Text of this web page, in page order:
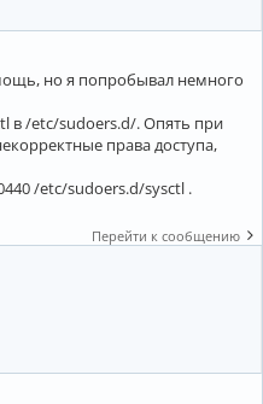
но я попробывал немного
в /etc/sudoers.d/. Опять при
права доступа,
/etc/sudoers.d/sysctl .
Перейти к сообщению